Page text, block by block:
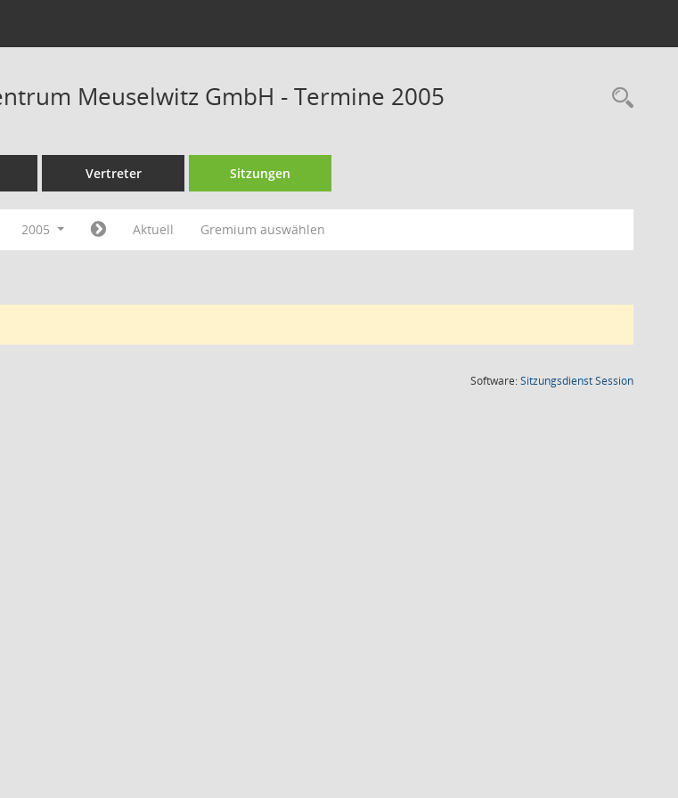
Meuselwitz GmbH - Termine 2005
Vertreter Sitzungen
2005 Aktuell Gremium auswählen
Software:SitzungsdienstSession(Wird in